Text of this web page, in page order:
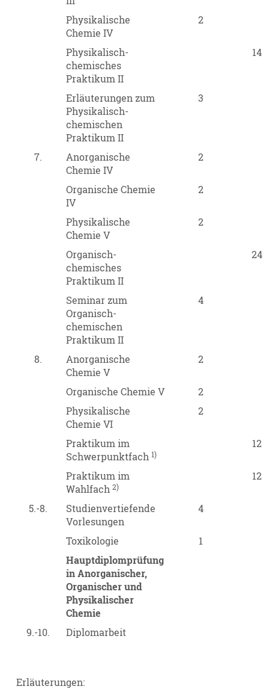
Physikalische
Chemie IV
2
Physikalisch-
chemisches
Praktikum II
14
Erläuterungen zum
Physikalisch-
chemischen
Praktikum II
3
7.
Anorganische
Chemie IV
2
Organische Chemie
IV
2
Physikalische
Chemie V
2
Organisch-
chemisches
Praktikum II
24
Seminar zum
Organisch-
chemischen
Praktikum II
4
8.
Anorganische
Chemie V
2
Organische Chemie V
2
Physikalische
Chemie VI
2
Praktikum im
Schwerpunktfach1)
12
Praktikum im
Wahlfach2)
12
5.-8.
Studienvertiefende
Vorlesungen
4
Toxikologie
1
Hauptdiplomprüfung
in Anorganischer,
Organischer und
Physikalischer
Chemie
9.-10.
Diplomarbeit
Erläuterungen: